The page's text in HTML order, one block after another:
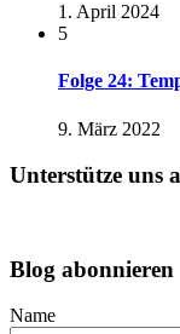
1. April 2024
5
Folge 24:
9. März 2022
Unterstütze uns
Blog abonnieren
Name